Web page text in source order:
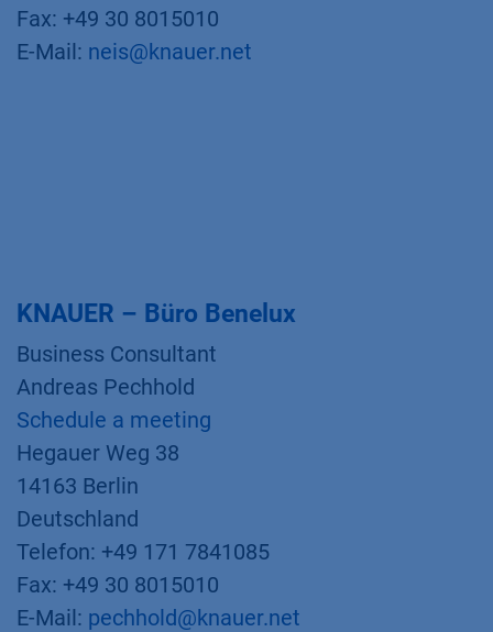
Fax: +49 30 8015010
E-Mail: neis@knauer.net
KNAUER – Büro Benelux
Business Consultant
Andreas Pechhold
Schedule a meeting
Hegauer Weg 38
14163 Berlin
Deutschland
Telefon: +49 171 7841085
Fax: +49 30 8015010
E-Mail: pechhold@knauer.net